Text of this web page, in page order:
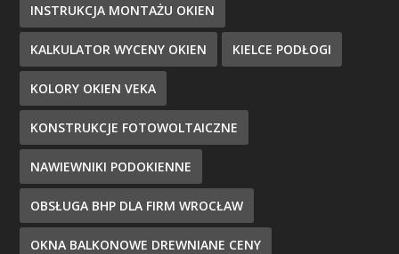
INSTRUKCJA MONTAŻU OKIEN
KALKULATOR WYCENY OKIEN KIELCE PODŁOGI
KOLORY OKIEN VEKA
KONSTRUKCJE FOTOWOLTAICZNE
NAWIEWNIKI PODOKIENNE
OBSŁUGA BHP DLA FIRM WROCŁAW
OKNA BALKONOWE DREWNIANE CENY